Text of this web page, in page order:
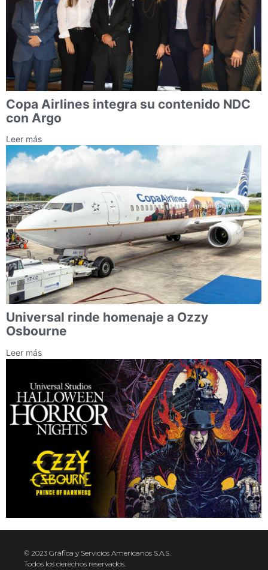
Copa Airlines integra su contenido NDC
con Argo
Leer más
Universal rinde homenaje a Ozzy
Osbourne
Leer más
© 2023 Gráfica y Servicios Americanos S.A.S.
Todos los derechos reservados.